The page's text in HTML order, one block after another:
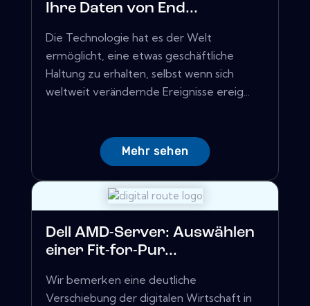
Ihre Daten von End...
Die Technologie hat es der Welt
ermöglicht, eine etwas geschäftliche
Haltung zu erhalten, selbst wenn sich
weltweit verändernde Ereignisse ereig...
Mehr sehen
Dell AMD-Server: Auswählen
einer Fit-for-Pur...
Wir bemerken eine deutliche
Verschiebung der digitalen Wirtschaft in